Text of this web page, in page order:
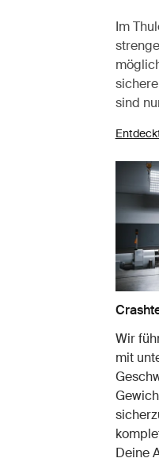
Im
sind
Wir
mit
Deine